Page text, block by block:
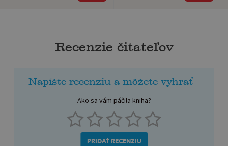
Recenzie čitateľov
Napíšte recenziu a môžete vyhrať
Ako sa vám páčila kniha?
PRIDAŤ RECENZIU